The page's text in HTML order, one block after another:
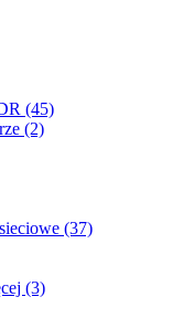
(45)
(2)
(37)
(3)